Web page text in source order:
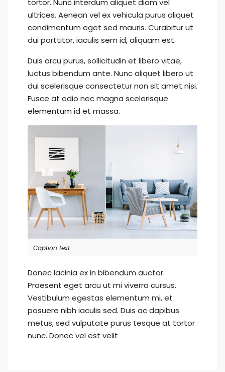
tortor. Nunc interdum aliquet diam vel
ultrices. Aenean vel ex vehicula purus aliquet
condimentum eget sed mauris. Curabitur ut
dui porttitor, iaculis sem id, aliquam est.
Duis arcu purus, sollicitudin et libero vitae,
luctus bibendum ante. Nunc aliquet libero ut
dui scelerisque consectetur non sit amet nisi.
Fusce at odio nec magna scelerisque
elementum id et massa.
Caption text
Donec lacinia ex in bibendum auctor.
Praesent eget arcu ut mi viverra cursus.
Vestibulum egestas elementum mi, et
posuere nibh iaculis sed. Duis ac dapibus
metus, sed vulputate purus tesque at tortor
nunc. Donec vel est velit